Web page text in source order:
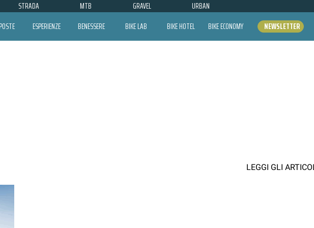
STRADA MTB GRAVEL URBAN
ESPERIENZE BENESSERE BIKE LAB BIKE HOTEL BIKE ECONOMY NEWSLETTER
LEGGI GLI